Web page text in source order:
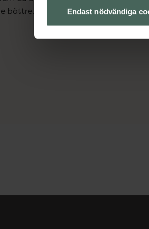
Endast nödvändiga
bättre. Välkommen att prata med